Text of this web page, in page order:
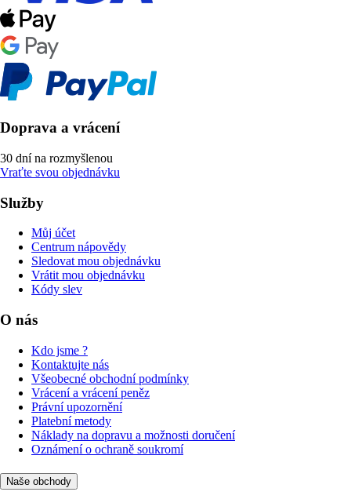
Doprava a vrácení
30 dní na rozmyšlenou
Vraťte svou objednávku
Služby
Můj účet
Centrum nápovědy
Sledovat mou objednávku
Vrátit mou objednávku
Kódy slev
O nás
Kdo jsme ?
Kontaktujte nás
Všeobecné obchodní podmínky
Vrácení a vrácení peněz
Právní upozornění
Platební metody
Náklady na dopravu a možnosti doručení
Oznámení o ochraně soukromí
Naše obchody